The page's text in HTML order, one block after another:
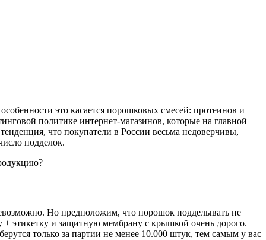
это касается порошковых смесей: протеинов и
политике интернет-магазинов, которые на главной
что покупатели в России весьма недоверчивы,
подделок.
Но предположим, что порошок подделывать не
+ этикетку и защитную мембрану с крышкой очень дорого.
только за партии не менее 10.000 штук, тем самым у вас